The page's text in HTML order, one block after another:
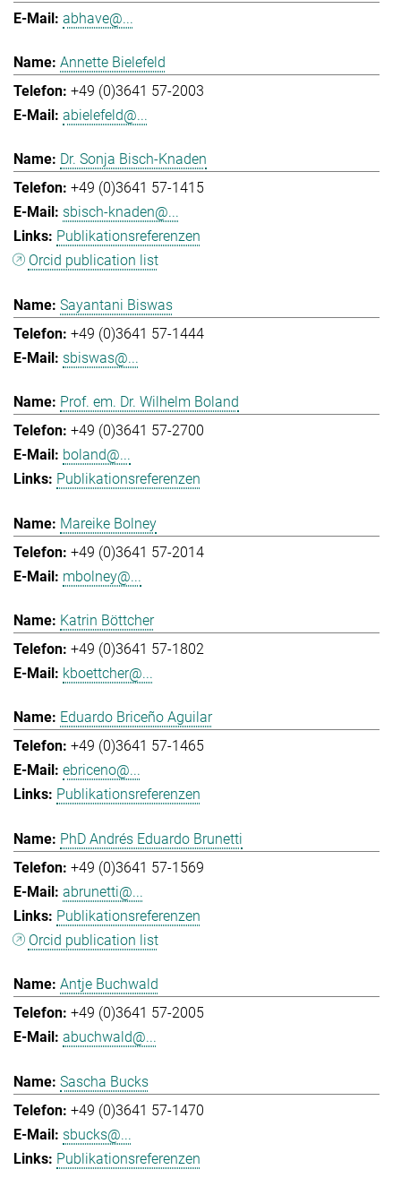
abhave@...
Annette Bielefeld
+49 (0)3641 57-2003
abielefeld@...
Dr. Sonja Bisch-Knaden
+49 (0)3641 57-1415
sbisch-knaden@...
Publikationsreferenzen
Orcid publication list
Sayantani Biswas
+49 (0)3641 57-1444
sbiswas@...
Prof. em. Dr. Wilhelm Boland
+49 (0)3641 57-2700
boland@...
Publikationsreferenzen
Mareike Bolney
+49 (0)3641 57-2014
mbolney@...
Katrin Böttcher
+49 (0)3641 57-1802
kboettcher@...
Eduardo Briceño Aguilar
+49 (0)3641 57-1465
ebriceno@...
Publikationsreferenzen
PhD Andrés Eduardo Brunetti
+49 (0)3641 57-1569
abrunetti@...
Publikationsreferenzen
Orcid publication list
Antje Buchwald
+49 (0)3641 57-2005
abuchwald@...
Sascha Bucks
+49 (0)3641 57-1470
sbucks@...
Publikationsreferenzen